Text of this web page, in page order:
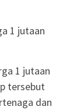
1 jutaan
1 jutaan
tersebut
dan